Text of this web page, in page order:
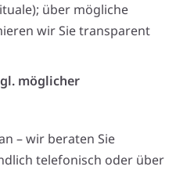
über mögliche
wir Sie transparent
möglicher
– wir beraten Sie
telefonisch oder über